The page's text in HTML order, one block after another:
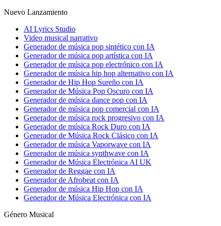
Nuevo Lanzamiento
AI Lyrics Studio
Video musical narrativo
Generador de música pop sintético con IA
Generador de música pop artística con IA
Generador de música pop electrónico con IA
Generador de música hip hop alternativo con IA
Generador de Hip Hop Sureño con IA
Generador de Música Pop Oscuro con IA
Generador de música dance pop con IA
Generador de música pop comercial con IA
Generador de música rock progresivo con IA
Generador de música Rock Duro con IA
Generador de Música Rock Clásico con IA
Generador de música Vaporwave con IA
Generador de música synthwave con IA
Generador de Música Electrónica AI UK
Generador de Reggae con IA
Generador de Afrobeat con IA
Generador de música Hip Hop con IA
Generador de Música Electrónica con IA
Género Musical